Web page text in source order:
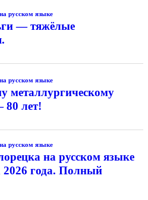
русском языке
— тяжёлые
русском языке
металлургическому
лет!
русском языке
на русском языке
2026 года. Полный